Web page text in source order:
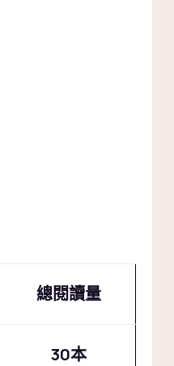
總閱讀量
30本